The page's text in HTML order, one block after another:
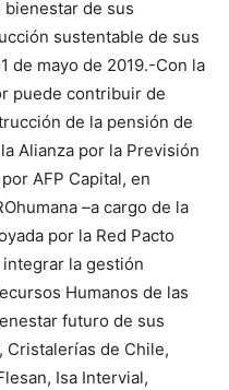
de sus
sustentable de sus
de mayo de 2019.-Con la
puede contribuir de
de la pensión de
Alianza por la Previsión
AFP Capital, en
–a cargo de la
por la Red Pacto
la gestión
Humanos de las
futuro de sus
Cristalerías de Chile,
Isa Intervial,